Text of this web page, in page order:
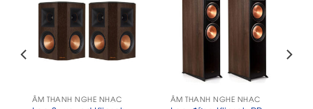
ÂM THANH NGHE NHẠC ÂM THANH NGHE NHẠC